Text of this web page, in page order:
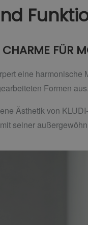
CHARME FÜR
eine
Formen aus.
Ästhetik von
seiner